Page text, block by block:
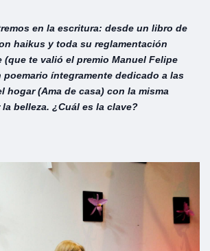
en la escritura: desde un libro de
haikus y toda su reglamentación
(que te valió el premio Manuel Felipe
poemario íntegramente dedicado a las
hogar (Ama de casa) con la misma
belleza. ¿Cuál es la clave?